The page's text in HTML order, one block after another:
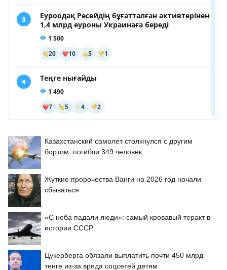
Казахстанский самолет столкнулся с другим
бортом: погибли 349 человек
Жуткие пророчества Ванги на 2026 год начали
сбываться
«С неба падали люди»: самый кровавый теракт в
истории СССР
Цукерберга обязали выплатить почти 450 млрд
тенге из-за вреда соцсетей детям